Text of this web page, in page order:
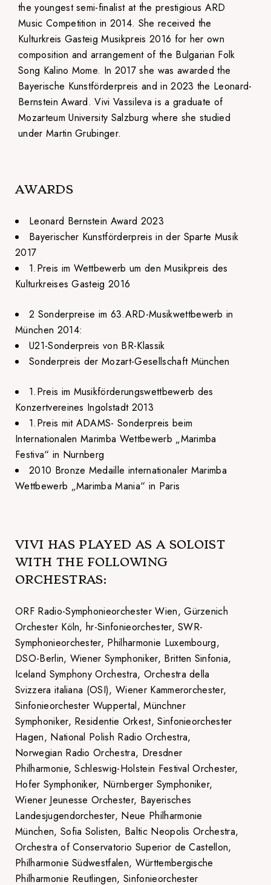
the youngest semi-finalist at the prestigious ARD
Music Competition in 2014. She received the
Kulturkreis Gasteig Musikpreis 2016 for her own
composition and arrangement of the Bulgarian Folk
Song Kalino Mome. In 2017 she was awarded the
Bayerische Kunstförderpreis and in 2023 the Leonard-
Bernstein Award. Vivi Vassileva is a graduate of
Mozarteum University Salzburg where she studied
under Martin Grubinger.
AWARDS
Leonard Bernstein Award 2023
Bayerischer Kunstförderpreis in der Sparte Musik
2017
1.Preis im Wettbewerb um den Musikpreis des
Kulturkreises Gasteig 2016
2 Sonderpreise im 63.ARD-Musikwettbewerb in
München 2014:
U21-Sonderpreis von BR-Klassik
Sonderpreis der Mozart-Gesellschaft München
1.Preis im Musikförderungswettbewerb des
Konzertvereines Ingolstadt 2013
1.Preis mit ADAMS- Sonderpreis beim
Internationalen Marimba Wettbewerb „Marimba
Festiva“ in Nurnberg
2010 Bronze Medaille internationaler Marimba
Wettbewerb „Marimba Mania“ in Paris
VIVI HAS PLAYED AS A SOLOIST
WITH THE FOLLOWING
ORCHESTRAS:
ORF Radio-Symphonieorchester Wien, Gürzenich
Orchester Köln, hr-Sinfonieorchester, SWR-
Symphonieorchester, Philharmonie Luxembourg,
DSO-Berlin, Wiener Symphoniker, Britten Sinfonia,
Iceland Symphony Orchestra, Orchestra della
Svizzera italiana (OSI), Wiener Kammerorchester,
Sinfonieorchester Wuppertal, Münchner
Symphoniker, Residentie Orkest, Sinfonieorchester
Hagen, National Polish Radio Orchestra,
Norwegian Radio Orchestra, Dresdner
Philharmonie, Schleswig-Holstein Festival Orchester,
Hofer Symphoniker, Nürnberger Symphoniker,
Wiener Jeunesse Orchester, Bayerisches
Landesjugendorchester, Neue Philharmonie
München, Sofia Solisten, Baltic Neopolis Orchestra,
Orchestra of Conservatorio Superior de Castellon,
Philharmonie Südwestfalen, Württembergische
Philharmonie Reutlingen, Sinfonieorchester